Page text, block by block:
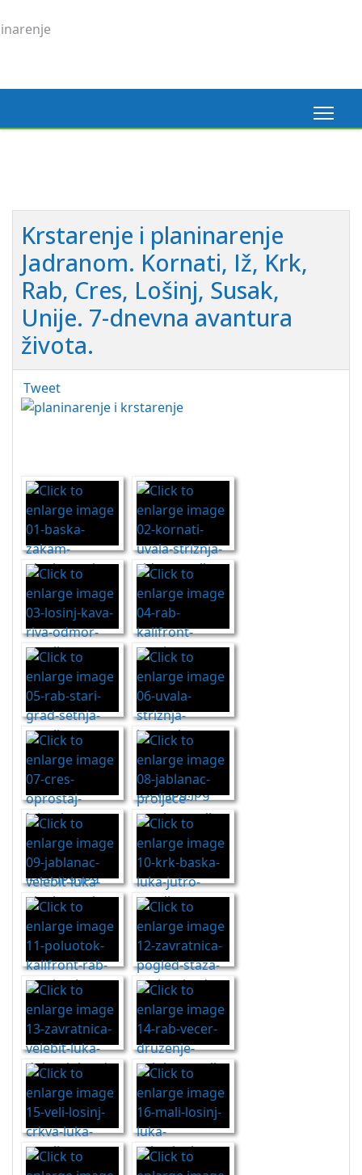
Krstarenje i planinarenje
Jadranom. Kornati, Iž, Krk,
Rab, Cres, Lošinj, Susak,
Unije. 7-dnevna avantura
života.
Tweet